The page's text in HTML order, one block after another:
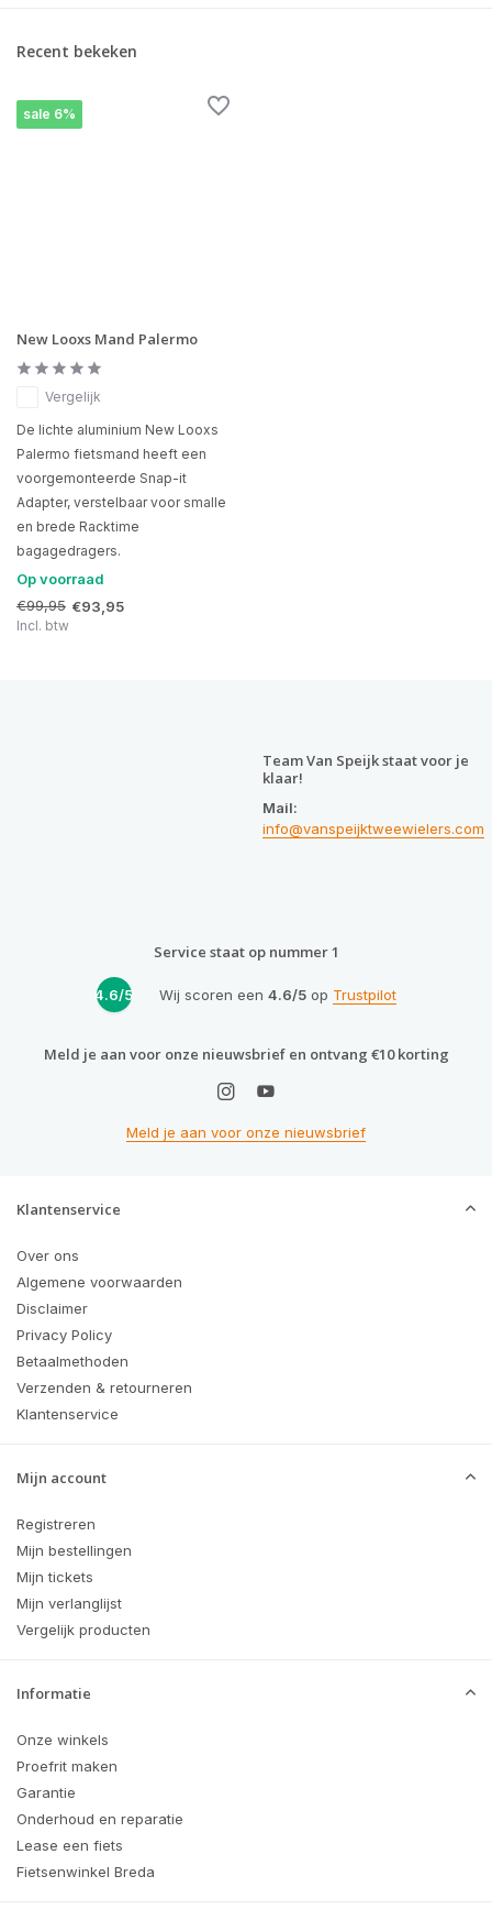
Recent bekeken
sale 6%
New Looxs Mand Palermo
Vergelijk
De lichte aluminium New Looxs
Palermo fietsmand heeft een
voorgemonteerde Snap-it
Adapter, verstelbaar voor smalle
en brede Racktime
bagagedragers.
Op voorraad
€99,95 €93,95
Incl. btw
Team Van Speijk staat voor je
klaar!
Mail:
info@vanspeijktweewielers.com
Service staat op nummer 1
4.6/5 Wij scoren een 4.6/5op Trustpilot
Meld je aan voor onze nieuwsbrief en ontvang €10 korting
Meld je aan voor onze nieuwsbrief
Klantenservice
Over ons
Algemene voorwaarden
Disclaimer
Privacy Policy
Betaalmethoden
Verzenden & retourneren
Klantenservice
Mijn account
Registreren
Mijn bestellingen
Mijn tickets
Mijn verlanglijst
Vergelijk producten
Informatie
Onze winkels
Proefrit maken
Garantie
Onderhoud en reparatie
Lease een fiets
Fietsenwinkel Breda